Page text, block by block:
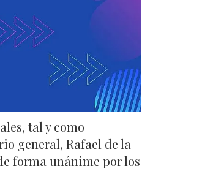
tal y como
general, Rafael de la
forma unánime por los